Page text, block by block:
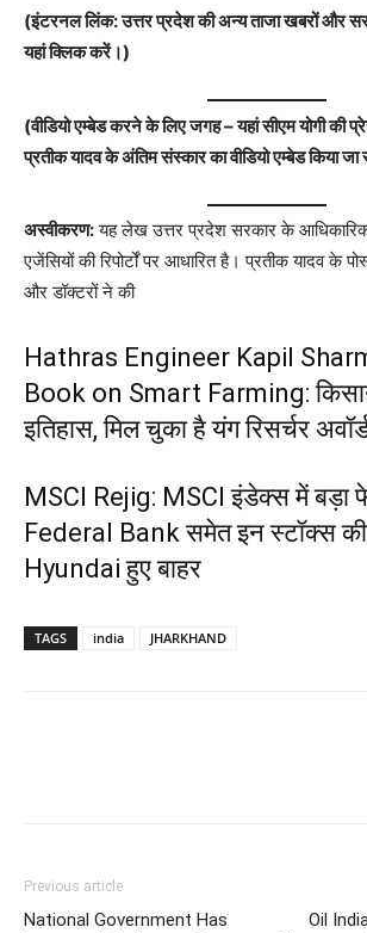
(इंटरनल लिंक: उत्तर प्रदेश की अन्य ताजा खबरों और
यहां क्लिक करें।)
(वीडियो एम्बेड करने के लिए जगह – यहां सीएम योगी की
प्रतीक यादव के अंतिम संस्कार का वीडियो एम्बेड किया
अस्वीकरण:यह लेख उत्तर प्रदेश सरकार के
एजेंसियों की रिपोर्टों पर आधारित है। प्रतीक यादव के
और डॉक्टरों ने की
Hathras Engineer Kapil
Book on Smart Farming:
इतिहास, मिल चुका है यंग रिसर्चर
MSCI Rejig: MSCI इंडेक्स में बड़ा
Federal Bank समेत इन स्टॉक्स की
Hyundai हुए बाहर
TAGS india JHARKHAND
Previous article
National Government Has
Oil